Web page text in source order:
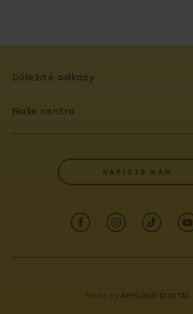
Důležité odkazy
SLOVNÍK POJMŮ
AKREDITACE A VÝROČNÍ ZPRÁVY
INFORMACE PRO LÉKAŘE
Naše centra
PRAHA 4 - PRONATAL SANATORIUM
PRAHA 6 - PRONATAL PLUS
KOLÍN - PRONATAL KOLÍN
ČESKÉ BUDĚJOVICE - PRONATAL REPRO
CENTRUM PRENATÁLNÍ DIAGNOSTIKY
NAPIŠTE NÁM
APPLOUD DIGITAL